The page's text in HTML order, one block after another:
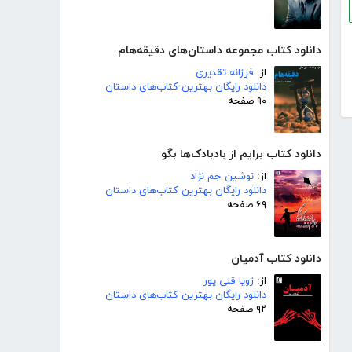
دانلود کتاب مجموعه داستان‌های دقیقه‌هام
از: فرزانه تقدیری
دانلود رایگان بهترین کتاب‌های داستان
۹۰ صفحه
دانلود کتاب برایم از بادبادک‌ها بگو
از: نوشین جم نژاد
دانلود رایگان بهترین کتاب‌های داستان
۶۹ صفحه
دانلود کتاب آدمیان
از: زویا قلی پور
دانلود رایگان بهترین کتاب‌های داستان
۹۲ صفحه